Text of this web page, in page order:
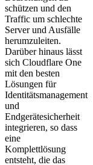
schützen und den
Traffic um schlechte
Server und Ausfälle
herumzuleiten.
Darüber hinaus lässt
sich Cloudflare One
mit den besten
Lösungen für
Identitätsmanagement
und
Endgerätesicherheit
integrieren, so dass
eine
Komplettlösung
entsteht, die das